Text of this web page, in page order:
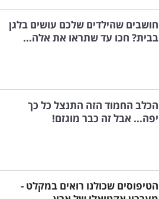
חושבים שהילדים שלכם עושים בלגן
בבית? חכו עד שתראו את אלה...
הכלב החמוד הזה התנצל כל כך
יפה... אבל זה כבר מוגזם!
הטיפוסים שכולנו רואים במקלט -